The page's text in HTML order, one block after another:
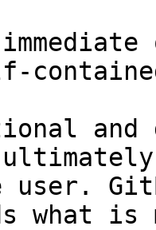
and
user.
what